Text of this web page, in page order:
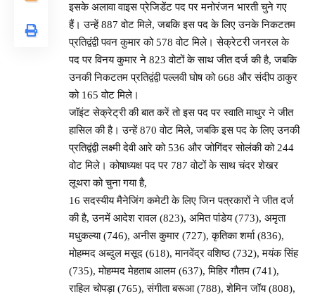
इसके अलावा वाइस प्रेजिडेंट पद पर मनोरंजन भारती चुने गए
हैं। उन्हें 887 वोट मिले, जबकि इस पद के लिए उनके निकटतम
प्रतिद्वंद्वी पवन कुमार को 578 वोट मिले। सेक्रेटरी जनरल के
पद पर विनय कुमार ने 823 वोटों के साथ जीत दर्ज की है, जबकि
उनकी निकटतम प्रतिद्वंद्वी पल्लवी घोष को 668 और संदीप ठाकुर
को 165 वोट मिले।
जॉइंट सेक्रेट्री की बात करें तो इस पद पर स्वाति माथुर ने जीत
हासिल की है। उन्हें 870 वोट मिले, जबकि इस पद के लिए उनकी
प्रतिद्वंद्वी लक्ष्मी देवी आरे को 536 और जोगिंदर सोलंकी को 244
वोट मिले। कोषाध्यक्ष पद पर 787 वोटों के साथ चंदर शेखर
लूथरा को चुना गया है,
16 सदस्यीय मैनेजिंग कमेटी के लिए जिन पत्रकारों ने जीत दर्ज
की है, उनमें आदेश रावल (823), अमित पांडेय (773), अमृता
मधुकल्या (746), अनीस कुमार (727), कृतिका शर्मा (836),
मोहम्मद अब्दुल मसूद (618), मानवेंद्र वशिष्ठ (732), मयंक सिंह
(735), मोहम्मद मेहताब आलम (637), मिहिर गौतम (741),
राहिल चोपड़ा (765), संगीता बरूआ (788), शेमिन जॉय (808),